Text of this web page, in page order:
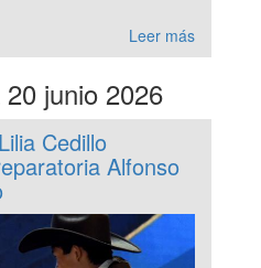
Leer más
junio 2026
Cedillo
Alfonso